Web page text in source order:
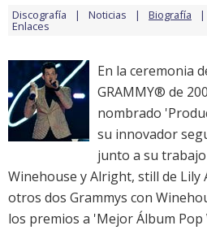
Discografía Noticias Biografía
Enlaces
En la ceremonia
GRAMMY® de
nombrado
su innovador
junto a su
Winehouse yAlright, still de Lily
otros dos Grammys con
los premios a 'Mejor Álbum Pop